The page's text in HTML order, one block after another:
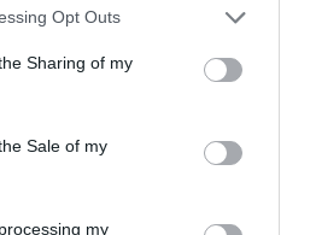
app uses one or more Google
usage behaviour. You may click to
and its third-party tags to
purposes in below Google
Opt Outs
Sharing of my
Sale of my
my
Α. Ο. Χαλκίς: Σήμερα η
προετοιμασίας και ο